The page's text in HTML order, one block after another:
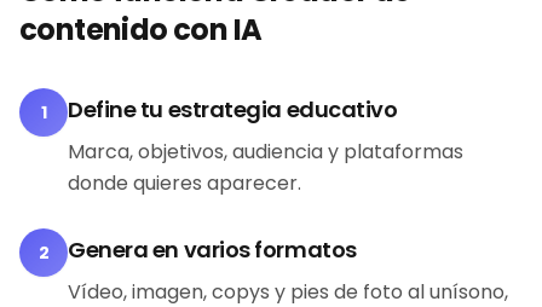
contenido con IA
1 Define tu estrategia educativo
Marca, objetivos, audiencia y plataformas
donde quieres aparecer.
2 Genera en varios formatos
Vídeo, imagen, copys y pies de foto al unísono,